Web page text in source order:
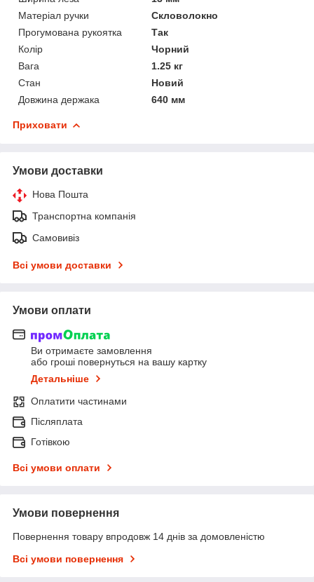
Матеріал ручки
Скловолокно
Прогумована рукоятка
Так
Колір
Чорний
Вага
1.25 кг
Стан
Новий
Довжина держака
640 мм
Приховати
Умови доставки
Нова Пошта
Транспортна компанія
Самовивіз
Всі умови доставки
Умови оплати
Ви отримаєте замовлення
або гроші повернуться на вашу картку
Детальніше
Оплатити частинами
Післяплата
Готівкою
Всі умови оплати
Умови повернення
Повернення товару впродовж 14 днів за домовленістю
Всі умови повернення